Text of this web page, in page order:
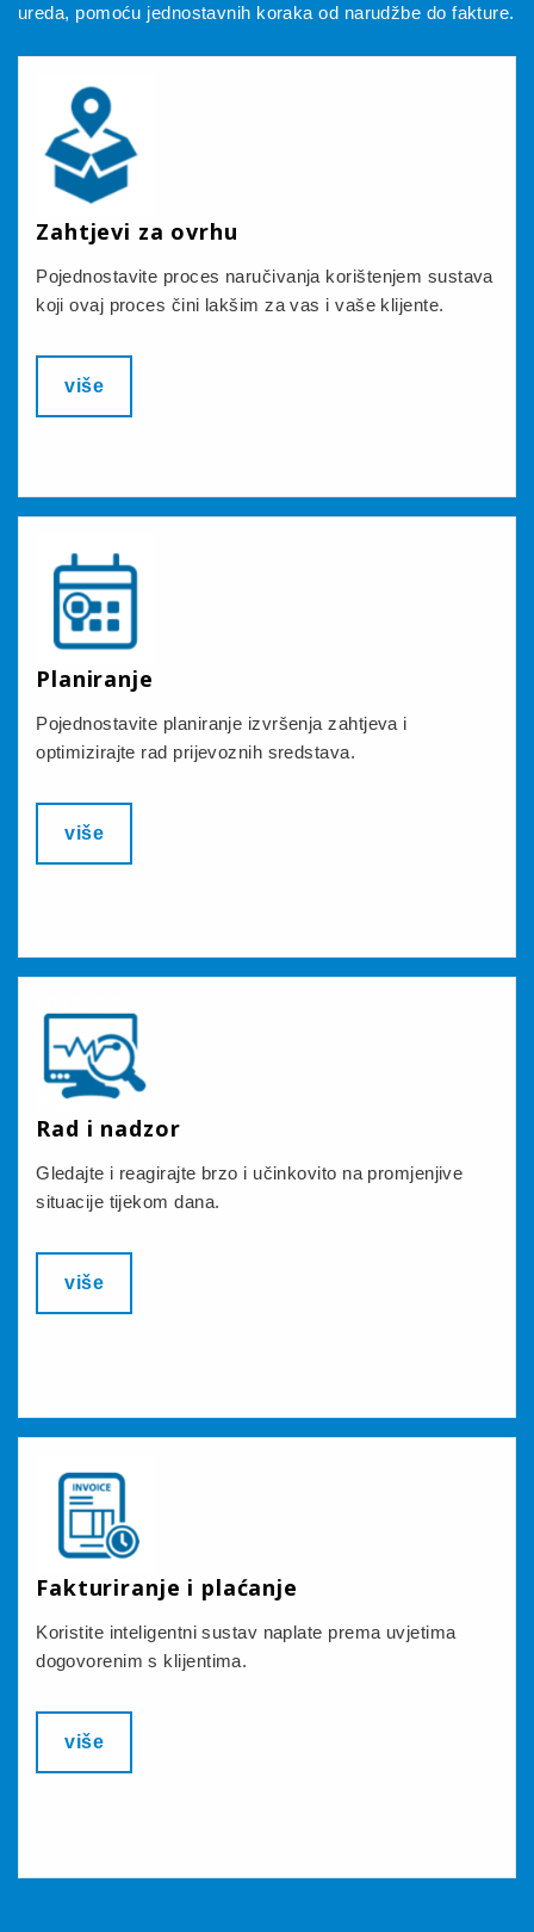
ureda, pomoću jednostavnih koraka od narudžbe do fakture.
Zahtjevi za ovrhu
Pojednostavite proces naručivanja korištenjem sustava
koji ovaj proces čini lakšim za vas i vaše klijente.
više
Planiranje
Pojednostavite planiranje izvršenja zahtjeva i
optimizirajte rad prijevoznih sredstava.
više
Rad i nadzor
Gledajte i reagirajte brzo i učinkovito na promjenjive
situacije tijekom dana.
više
Fakturiranje i plaćanje
Koristite inteligentni sustav naplate prema uvjetima
dogovorenim s klijentima.
više